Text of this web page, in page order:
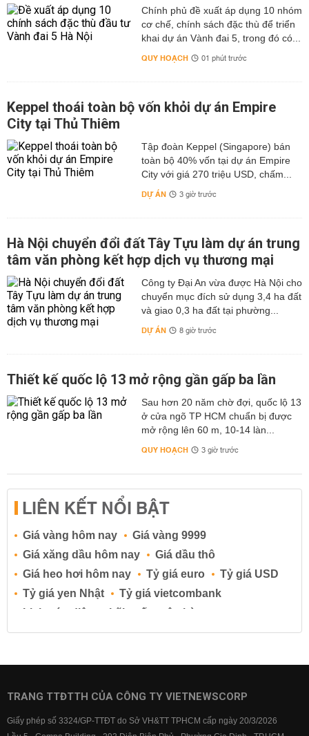
Chính phủ đề xuất áp dụng 10 nhóm
cơ chế, chính sách đặc thù để triển
khai dự án Vành đai 5, trong đó có...
QUY HOẠCH 01 phút trước
Keppel thoái toàn bộ vốn khỏi dự án Empire
City tại Thủ Thiêm
Tập đoàn Keppel (Singapore) bán
toàn bộ 40% vốn tại dự án Empire
City với giá 270 triệu USD, chấm...
DỰ ÁN 3 giờ trước
Hà Nội chuyển đổi đất Tây Tựu làm dự án trung
tâm văn phòng kết hợp dịch vụ thương mại
Công ty Đại An vừa được Hà Nội cho
chuyển mục đích sử dụng 3,4 ha đất
và giao 0,3 ha đất tại phường...
DỰ ÁN 8 giờ trước
Thiết kế quốc lộ 13 mở rộng gần gấp ba lần
Sau hơn 20 năm chờ đợi, quốc lộ 13
ở cửa ngõ TP HCM chuẩn bị được
mở rộng lên 60 m, 10-14 làn...
QUY HOẠCH 3 giờ trước
LIÊN KẾT NỔI BẬT
Giá vàng hôm nay
Giá vàng 9999
Giá xăng dầu hôm nay
Giá dầu thô
Giá heo hơi hôm nay
Tỷ giá euro
Tỷ giá USD
Tỷ giá yen Nhật
Tỷ giá vietcombank
Lịch cúp điện
Lãi suất ngân hàng
Lãi suất tiết kiệm
Lãi suất tiền gửi
Lãi suất ngân hàng BIDV
Lãi suất ngân hàng Vietcombank
TRANG TTĐTTH CỦA CÔNG TY VIETNEWSCORP
Giấy phép số 3324/GP-TTĐT do Sở VH&TT TPHCM cấp ngày 20/3/2026